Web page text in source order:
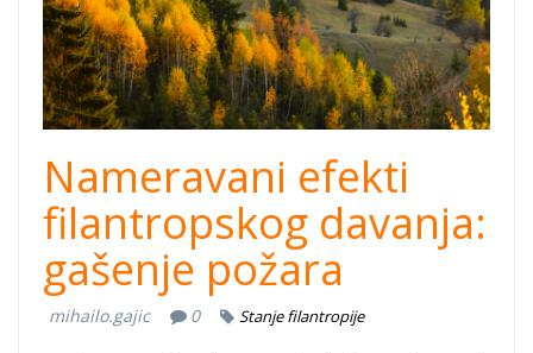
Nameravani efekti
filantropskog davanja:
gašenje požara
mihailo.gajic 0 Stanje filantropije